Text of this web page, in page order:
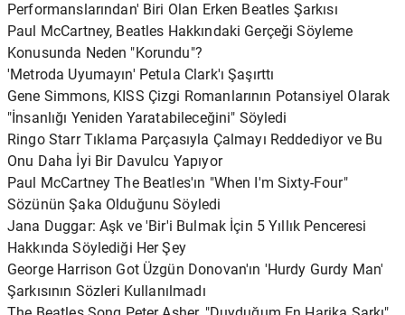
Performanslarından' Biri Olan Erken Beatles Şarkısı
Paul McCartney, Beatles Hakkındaki Gerçeği Söyleme
Konusunda Neden "Korundu"?
'Metroda Uyumayın' Petula Clark'ı Şaşırttı
Gene Simmons, KISS Çizgi Romanlarının Potansiyel Olarak
"İnsanlığı Yeniden Yaratabileceğini" Söyledi
Ringo Starr Tıklama Parçasıyla Çalmayı Reddediyor ve Bu
Onu Daha İyi Bir Davulcu Yapıyor
Paul McCartney The Beatles'ın "When I'm Sixty-Four"
Sözünün Şaka Olduğunu Söyledi
Jana Duggar: Aşk ve 'Bir'i Bulmak İçin 5 Yıllık Penceresi
Hakkında Söylediği Her Şey
George Harrison Got Üzgün ​​Donovan'ın 'Hurdy Gurdy Man'
Şarkısının Sözleri Kullanılmadı